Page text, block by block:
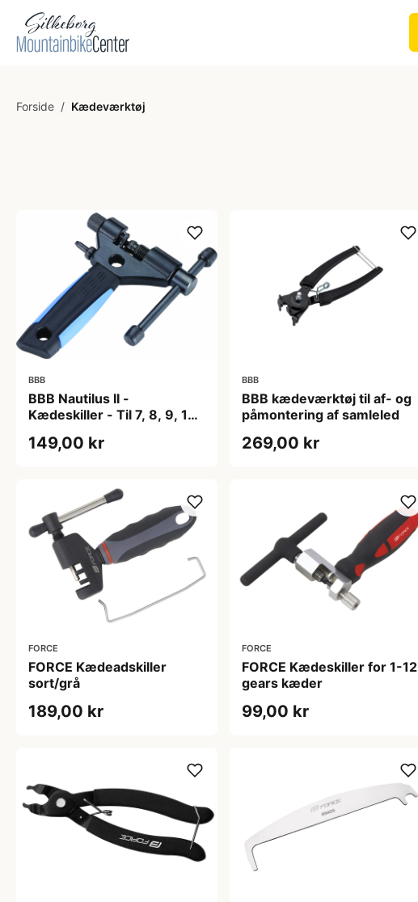
Forside / Kædeværktøj
BBB
BBB Nautilus II -
Kædeskiller - Til 7, 8, 9, 10
149,00 kr
BBB
BBB kædeværktøj til af- og
påmontering af samleled
269,00 kr
FORCE
FORCE Kædeadskiller
sort/grå
189,00 kr
FORCE
FORCE Kædeskiller for 1-12
gears kæder
99,00 kr